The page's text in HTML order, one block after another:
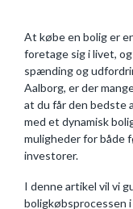
At købe en bolig er
foretage sig i livet,
spænding og
Aalborg, er der
at du får den bedste
med et dynamisk
muligheder for både
investorer.
I denne artikel vil vi
boligkøbsprocessen